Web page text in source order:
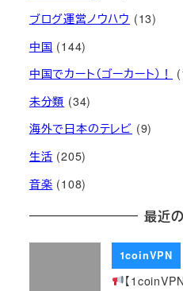
ブログ運営ノウハウ (13)
中国 (144)
中国でカート（ゴーカート）！
未分類 (34)
海外で日本のテレビ (9)
生活 (205)
音楽 (108)
最近
1coinVPN
【